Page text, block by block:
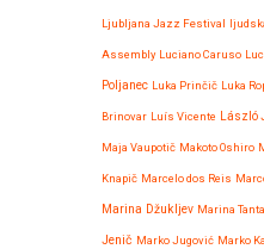
Ljubljana Jazz Festival
Assembly Luciano Caruso
Poljanec Luka Prinčič Luka
Brinovar Luís Vicente László
Maja Vaupotič Makoto Oshiro
Knapič Marcelo dos Reis
Marina Džukljev Marina
Jenič Marko Jugović Marko